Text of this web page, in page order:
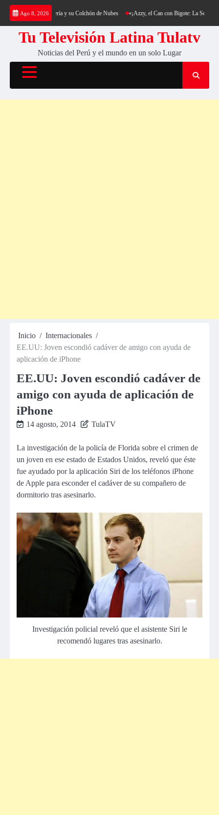
Saltar
contenido
Ago 8, 2026
al Cerro Cantería y su Colchón de Nubes «¡Azzy, el Can con Bigote: La Sensación
Tu Televisión Latina Tulatv
Noticias del Perú y el mundo en un solo Lugar
Inicio
Internacionales
EE.UU: Joven escondió cadáver de amigo con ayuda de
aplicación de iPhone
EE.UU: Joven escondió cadáver de
amigo con ayuda de aplicación de
iPhone
14 agosto, 2014 TulaTV
La investigación de la policía de Florida sobre el crimen de
un joven en ese estado de Estados Unidos, reveló que éste
fue ayudado por la aplicación Siri de los teléfonos iPhone
de Apple para esconder el cadáver de su compañero de
dormitorio tras asesinarlo.
Investigación policial reveló que el asistente Siri le
recomendó lugares tras asesinarlo.